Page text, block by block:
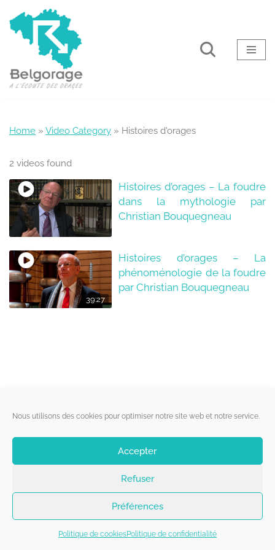
Nous utilisons des cookies pour optimiser notre site web et notre service.
Accepter
Refuser
Préférences
Politique de cookiesPolitique de confidentialité
Aller
Home » Video Category » Histoires d'orages
2 videos found
Histoires d’orages – La foudre
dans la mythologie par
Christian Bouquegneau
39:27
Histoires d’orages – La
phénoménologie de la foudre
par Christian Bouquegneau
Liens utiles
Qui sommes-nous ?
Politique de cookies
Copyright 2026 - Belgorage